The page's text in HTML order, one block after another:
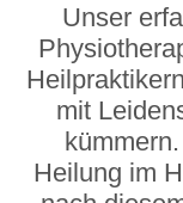
Unser
mit
Heilung im